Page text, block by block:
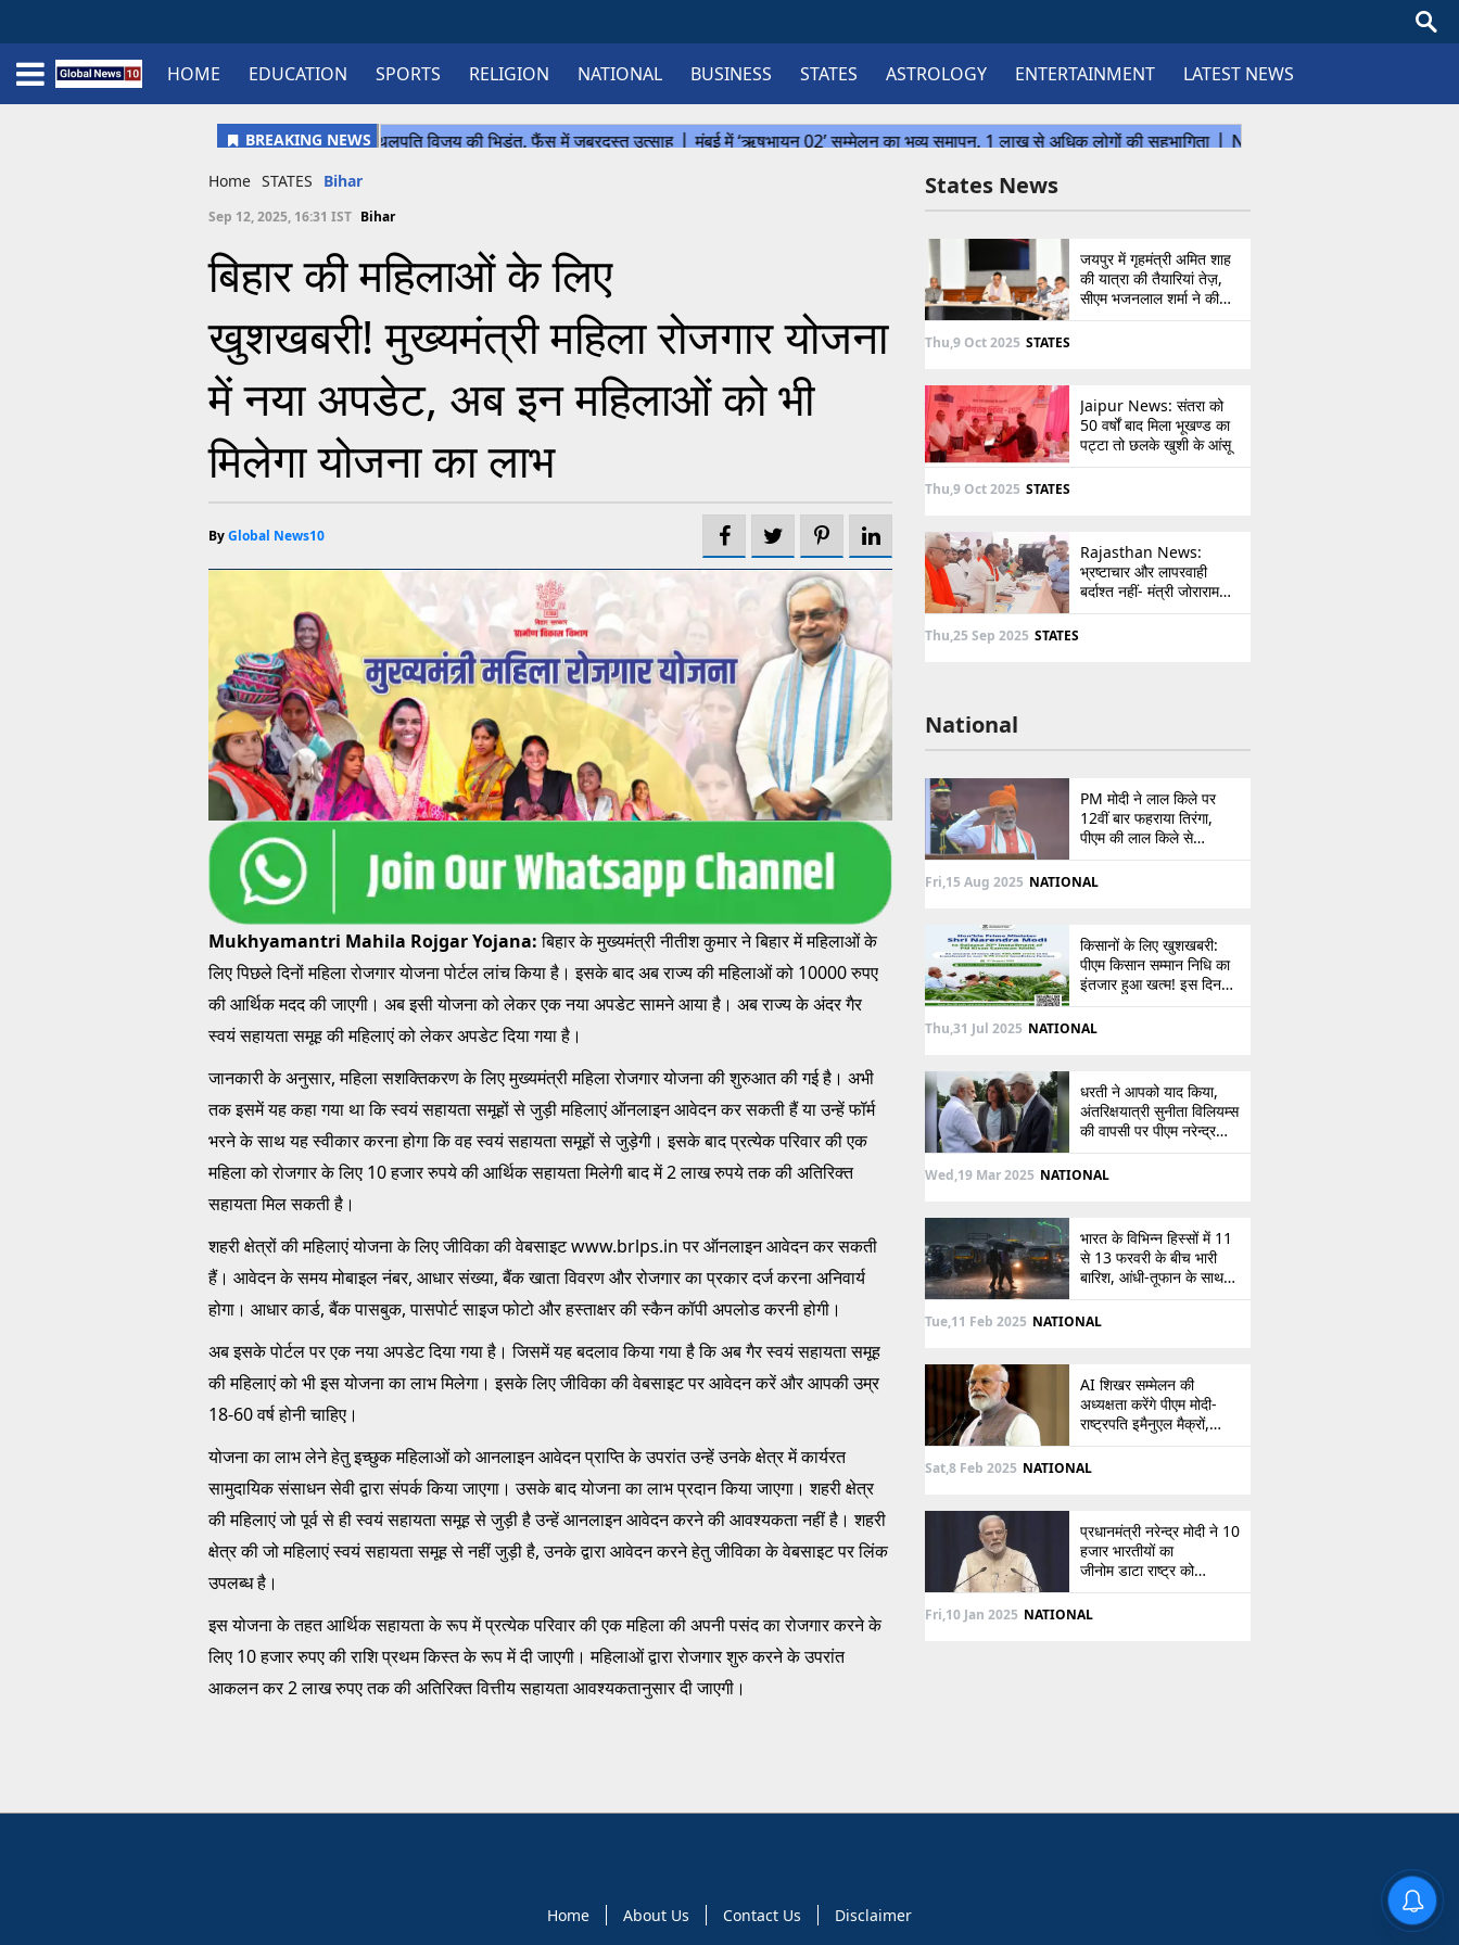
Home
Schedule
STATES
Sports
Gallery
Soccer
Upcoming Events
BPL
Fixtures
Pink Test
Look Around
Contact Us
About Us HOME EDUCATION SPORTS RELIGION NATIONAL BUSINESS STATES ASTROLOGY ENTERTAINMENT LATEST NEWS
Home STATES Bihar
Sep 12, 2025, 16:31 IST Bihar
बिहार की महिलाओं के लिए
खुशखबरी! मुख्यमंत्री महिला रोजगार योजना
में नया अपडेट, अब इन महिलाओं को भी
मिलेगा योजना का लाभ
ByGlobal News10
Mukhyamantri Mahila Rojgar Yojana:बिहार के मुख्यमंत्री नीतीश कुमार ने बिहार में महिलाओं के
लिए पिछले दिनों महिला रोजगार योजना पोर्टल लांच किया है। इसके बाद अब राज्य की महिलाओं को 10000 रुपए
की आर्थिक मदद की जाएगी। अब इसी योजना को लेकर एक नया अपडेट सामने आया है। अब राज्य के अंदर गैर
स्वयं सहायता समूह की महिलाएं को लेकर अपडेट दिया गया है।
जानकारी के अनुसार, महिला सशक्तिकरण के लिए मुख्यमंत्री महिला रोजगार योजना की शुरुआत की गई है। अभी
तक इसमें यह कहा गया था कि स्वयं सहायता समूहों से जुड़ी महिलाएं ऑनलाइन आवेदन कर सकती हैं या उन्हें फॉर्म
भरने के साथ यह स्वीकार करना होगा कि वह स्वयं सहायता समूहों से जुड़ेगी। इसके बाद प्रत्येक परिवार की एक
महिला को रोजगार के लिए 10 हजार रुपये की आर्थिक सहायता मिलेगी बाद में 2 लाख रुपये तक की अतिरिक्त
सहायता मिल सकती है।
शहरी क्षेत्रों की महिलाएं योजना के लिए जीविका की वेबसाइट www.brlps.in पर ऑनलाइन आवेदन कर सकती
हैं। आवेदन के समय मोबाइल नंबर, आधार संख्या, बैंक खाता विवरण और रोजगार का प्रकार दर्ज करना अनिवार्य
होगा। आधार कार्ड, बैंक पासबुक, पासपोर्ट साइज फोटो और हस्ताक्षर की स्कैन कॉपी अपलोड करनी होगी।
अब इसके पोर्टल पर एक नया अपडेट दिया गया है। जिसमें यह बदलाव किया गया है कि अब गैर स्वयं सहायता समूह
की महिलाएं को भी इस योजना का लाभ मिलेगा। इसके लिए जीविका की वेबसाइट पर आवेदन करें और आपकी उम्र
18-60 वर्ष होनी चाहिए।
योजना का लाभ लेने हेतु इच्छुक महिलाओं को आनलाइन आवेदन प्राप्ति के उपरांत उन्हें उनके क्षेत्र में कार्यरत
सामुदायिक संसाधन सेवी द्वारा संपर्क किया जाएगा। उसके बाद योजना का लाभ प्रदान किया जाएगा। शहरी क्षेत्र
की महिलाएं जो पूर्व से ही स्वयं सहायता समूह से जुड़ी है उन्हें आनलाइन आवेदन करने की आवश्यकता नहीं है। शहरी
क्षेत्र की जो महिलाएं स्वयं सहायता समूह से नहीं जुड़ी है, उनके द्वारा आवेदन करने हेतु जीविका के वेबसाइट पर लिंक
उपलब्ध है।
इस योजना के तहत आर्थिक सहायता के रूप में प्रत्येक परिवार की एक महिला की अपनी पसंद का रोजगार करने के
लिए 10 हजार रुपए की राशि प्रथम किस्त के रूप में दी जाएगी। महिलाओं द्वारा रोजगार शुरु करने के उपरांत
आकलन कर 2 लाख रुपए तक की अतिरिक्त वित्तीय सहायता आवश्यकतानुसार दी जाएगी।
States News
जयपुर में गृहमंत्री अमित शाह
की यात्रा की तैयारियां तेज़,
सीएम भजनलाल शर्मा ने की
उच्चस्तरीय बैठक
Thu,9 Oct 2025 STATES
Jaipur News: संतरा को
50 वर्षों बाद मिला भूखण्ड का
पट्टा तो छलके खुशी के आंसू
Thu,9 Oct 2025 STATES
Rajasthan News:
भ्रष्टाचार और लापरवाही
बर्दाश्त नहीं- मंत्री जोराराम
कुमावत ने शहरी सेवा शिविर में
Thu,25 Sep 2025 STATES
National
PM मोदी ने लाल किले पर
12वीं बार फहराया तिरंगा,
पीएम की लाल किले से
पाकिस्तान को सीधी
ललकार, प्रधानमंत्री ने 103
Fri,15 Aug 2025 NATIONAL
किसानों के लिए खुशखबरी:
पीएम किसान सम्मान निधि का
इंतजार हुआ खत्म! इस दिन
खाते में आएंगे 2,000 रुपये,
देखें
Thu,31 Jul 2025 NATIONAL
धरती ने आपको याद किया,
अंतरिक्षयात्री सुनीता विलियम्स
की वापसी पर पीएम नरेन्द्र
मोदी की पोस्ट
Wed,19 Mar 2025 NATIONAL
भारत के विभिन्न हिस्सों में 11
से 13 फरवरी के बीच भारी
बारिश, आंधी-तूफान के साथ
बर्फबारी का अलर्ट
Tue,11 Feb 2025 NATIONAL
AI शिखर सम्मेलन की
अध्यक्षता करेंगे पीएम मोदी-
राष्ट्रपति इमैनुएल मैक्रों,
भारत-फ्रांस संबंधों को देंगे नई
दिशा
Sat,8 Feb 2025 NATIONAL
प्रधानमंत्री नरेन्द्र मोदी ने 10
हजार भारतीयों का
जीनोम डाटा राष्ट्र को
सौंपा, जानें इसके बारे में
Fri,10 Jan 2025 NATIONAL
Home About Us Contact Us Disclaimer